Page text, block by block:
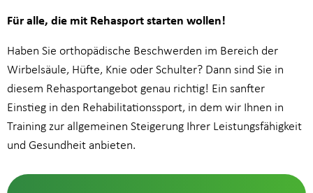
Für alle, die mit Rehasport starten wollen!
Haben Sie orthopädische Beschwerden im Bereich der
Wirbelsäule, Hüfte, Knie oder Schulter? Dann sind Sie in
diesem Rehasportangebot genau richtig! Ein sanfter
Einstieg in den Rehabilitationssport, in dem wir Ihnen in
Training zur allgemeinen Steigerung Ihrer Leistungsfähigkeit
und Gesundheit anbieten.